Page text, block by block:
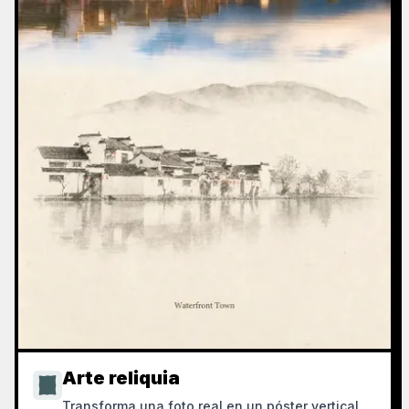
Arte reliquia
Transforma una foto real en un póster vertical